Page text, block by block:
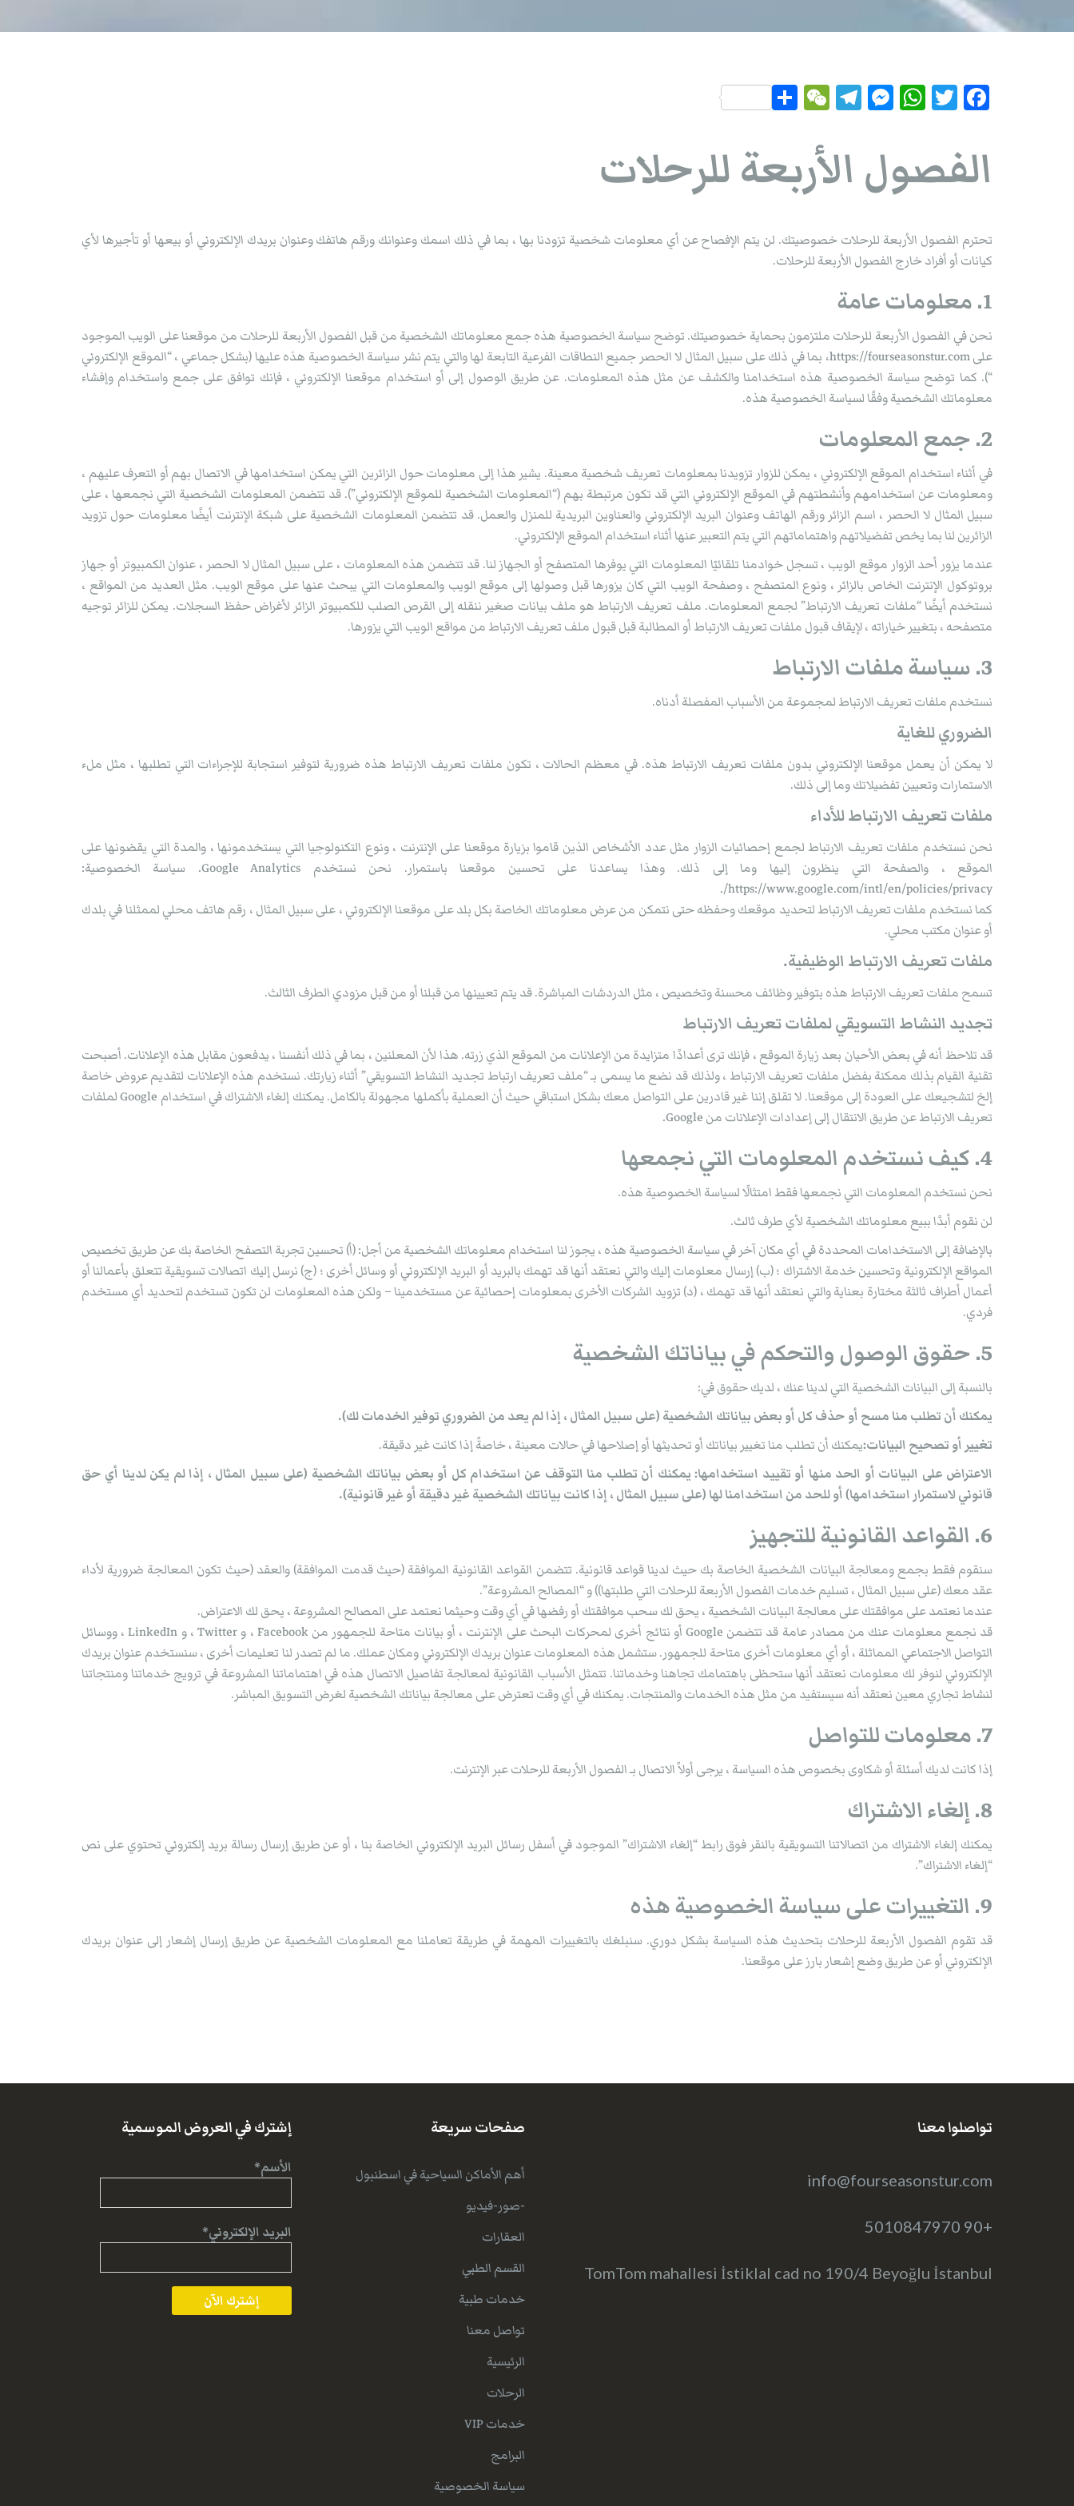
Fa
bo
ok
T
r
W
Ap
p
M
en
ge
r
Te
ra
m
W
t
Sh
الفصول الأربعة للرحلات
تحترم الفصول الأربعة للرحلات خصوصيتك. لن يتم الإفصاح عن أي معلومات شخصية تزودنا بها ، بما في ذلك اسمك وعنوانك ورقم هاتفك وعنوان بريدك الإلكتروني أو بيعها أو تأجيرها لأي
كيانات أو أفراد خارج الفصول الأربعة للرحلات.
1. معلومات عامة
نحن في الفصول الأربعة للرحلات ملتزمون بحماية خصوصيتك. توضح سياسة الخصوصية هذه جمع معلوماتك الشخصية من قبل الفصول الأربعة للرحلات من موقعنا على الويب الموجود
على https://fourseasonstur.com، بما في ذلك على سبيل المثال لا الحصر جميع النطاقات الفرعية التابعة لها والتي يتم نشر سياسة الخصوصية هذه عليها (بشكل جماعي ، “الموقع الإلكتروني
“). كما توضح سياسة الخصوصية هذه استخدامنا والكشف عن مثل هذه المعلومات. عن طريق الوصول إلى أو استخدام موقعنا الإلكتروني ، فإنك توافق على جمع واستخدام وإفشاء
معلوماتك الشخصية وفقًا لسياسة الخصوصية هذه.
2. جمع المعلومات
في أثناء استخدام الموقع الإلكتروني ، يمكن للزوار تزويدنا بمعلومات تعريف شخصية معينة. يشير هذا إلى معلومات حول الزائرين التي يمكن استخدامها في الاتصال بهم أو التعرف عليهم ،
ومعلومات عن استخدامهم وأنشطتهم في الموقع الإلكتروني التي قد تكون مرتبطة بهم (“المعلومات الشخصية للموقع الإلكتروني”). قد تتضمن المعلومات الشخصية التي نجمعها ، على
سبيل المثال لا الحصر ، اسم الزائر ورقم الهاتف وعنوان البريد الإلكتروني والعناوين البريدية للمنزل والعمل. قد تتضمن المعلومات الشخصية على شبكة الإنترنت أيضًا معلومات حول تزويد
الزائرين لنا بما يخص تفضيلاتهم واهتماماتهم التي يتم التعبير عنها أثناء استخدام الموقع الإلكتروني.
عندما يزور أحد الزوار موقع الويب ، تسجل خوادمنا تلقائيًا المعلومات التي يوفرها المتصفح أو الجهاز لنا. قد تتضمن هذه المعلومات ، على سبيل المثال لا الحصر ، عنوان الكمبيوتر أو جهاز
بروتوكول الإنترنت الخاص بالزائر ، ونوع المتصفح ، وصفحة الويب التي كان يزورها قبل وصولها إلى موقع الويب والمعلومات التي يبحث عنها على موقع الويب. مثل العديد من المواقع ،
نستخدم أيضًا “ملفات تعريف الارتباط” لجمع المعلومات. ملف تعريف الارتباط هو ملف بيانات صغير ننقله إلى القرص الصلب للكمبيوتر الزائر لأغراض حفظ السجلات. يمكن للزائر توجيه
متصفحه ، بتغيير خياراته ، لإيقاف قبول ملفات تعريف الارتباط أو المطالبة قبل قبول ملف تعريف الارتباط من مواقع الويب التي يزورها.
3. سياسة ملفات الارتباط
نستخدم ملفات تعريف الارتباط لمجموعة من الأسباب المفصلة أدناه.
الضروري للغاية
لا يمكن أن يعمل موقعنا الإلكتروني بدون ملفات تعريف الارتباط هذه. في معظم الحالات ، تكون ملفات تعريف الارتباط هذه ضرورية لتوفير استجابة للإجراءات التي تطلبها ، مثل ملء
الاستمارات وتعيين تفضيلاتك وما إلى ذلك.
ملفات تعريف الارتباط للأداء
نحن نستخدم ملفات تعريف الارتباط لجمع إحصائيات الزوار مثل عدد الأشخاص الذين قاموا بزيارة موقعنا على الإنترنت ، ونوع التكنولوجيا التي يستخدمونها ، والمدة التي يقضونها على
الموقع ، والصفحة التي ينظرون إليها وما إلى ذلك. وهذا يساعدنا على تحسين موقعنا باستمرار. نحن نستخدم Google Analytics. سياسة الخصوصية:
https://www.google.com/intl/en/policies/privacy/.
كما نستخدم ملفات تعريف الارتباط لتحديد موقعك وحفظه حتى نتمكن من عرض معلوماتك الخاصة بكل بلد على موقعنا الإلكتروني ، على سبيل المثال ، رقم هاتف محلي لممثلنا في بلدك
أو عنوان مكتب محلي.
ملفات تعريف الارتباط الوظيفية.
تسمح ملفات تعريف الارتباط هذه بتوفير وظائف محسنة وتخصيص ، مثل الدردشات المباشرة. قد يتم تعيينها من قبلنا أو من قبل مزودي الطرف الثالث.
تجديد النشاط التسويقي لملفات تعريف الارتباط
قد تلاحظ أنه في بعض الأحيان بعد زيارة الموقع ، فإنك ترى أعدادًا متزايدة من الإعلانات من الموقع الذي زرته. هذا لأن المعلنين ، بما في ذلك أنفسنا ، يدفعون مقابل هذه الإعلانات. أصبحت
تقنية القيام بذلك ممكنة بفضل ملفات تعريف الارتباط ، ولذلك قد نضع ما يسمى بـ “ملف تعريف ارتباط تجديد النشاط التسويقي” أثناء زيارتك. نستخدم هذه الإعلانات لتقديم عروض خاصة
إلخ لتشجيعك على العودة إلى موقعنا. لا تقلق إننا غير قادرين على التواصل معك بشكل استباقي حيث أن العملية بأكملها مجهولة بالكامل. يمكنك إلغاء الاشتراك في استخدام Google لملفات
تعريف الارتباط عن طريق الانتقال إلى إعدادات الإعلانات من Google.
4. كيف نستخدم المعلومات التي نجمعها
نحن نستخدم المعلومات التي نجمعها فقط امتثالًا لسياسة الخصوصية هذه.
لن نقوم أبدًا ببيع معلوماتك الشخصية لأي طرف ثالث.
بالإضافة إلى الاستخدامات المحددة في أي مكان آخر في سياسة الخصوصية هذه ، يجوز لنا استخدام معلوماتك الشخصية من أجل: (أ) تحسين تجربة التصفح الخاصة بك عن طريق تخصيص
المواقع الإلكترونية وتحسين خدمة الاشتراك ؛ (ب) إرسال معلومات إليك والتي نعتقد أنها قد تهمك بالبريد أو البريد الإلكتروني أو وسائل أخرى ؛ (ج) نرسل إليك اتصالات تسويقية تتعلق بأعمالنا أو
أعمال أطراف ثالثة مختارة بعناية والتي نعتقد أنها قد تهمك ، (د) تزويد الشركات الأخرى بمعلومات إحصائية عن مستخدمينا – ولكن هذه المعلومات لن تكون تستخدم لتحديد أي مستخدم
فردي.
5. حقوق الوصول والتحكم في بياناتك الشخصية
بالنسبة إلى البيانات الشخصية التي لدينا عنك ، لديك حقوق في:
يمكنك أن تطلب منا مسح أو حذف كل أو بعض بياناتك الشخصية (على سبيل المثال ، إذا لم يعد من الضروري توفير الخدمات لك).
تغيير أو تصحيح البيانات:يمكنك أن تطلب منا تغيير بياناتك أو تحديثها أو إصلاحها في حالات معينة ، خاصةً إذا كانت غير دقيقة.
الاعتراض على البيانات أو الحد منها أو تقييد استخدامها: يمكنك أن تطلب منا التوقف عن استخدام كل أو بعض بياناتك الشخصية (على سبيل المثال ، إذا لم يكن لدينا أي حق
قانوني لاستمرار استخدامها) أو للحد من استخدامنا لها (على سبيل المثال ، إذا كانت بياناتك الشخصية غير دقيقة أو غير قانونية).
6. القواعد القانونية للتجهيز
سنقوم فقط بجمع ومعالجة البيانات الشخصية الخاصة بك حيث لدينا قواعد قانونية. تتضمن القواعد القانونية الموافقة (حيث قدمت الموافقة) والعقد (حيث تكون المعالجة ضرورية لأداء
عقد معك (على سبيل المثال ، تسليم خدمات الفصول الأربعة للرحلات التي طلبتها)) و “المصالح المشروعة”.
عندما نعتمد على موافقتك على معالجة البيانات الشخصية ، يحق لك سحب موافقتك أو رفضها في أي وقت وحيثما نعتمد على المصالح المشروعة ، يحق لك الاعتراض.
قد نجمع معلومات عنك من مصادر عامة قد تتضمن Google أو نتائج أخرى لمحركات البحث على الإنترنت ، أو بيانات متاحة للجمهور من Facebook ، و Twitter ، و LinkedIn ، ووسائل
التواصل الاجتماعي المماثلة ، أو أي معلومات أخرى متاحة للجمهور. ستشمل هذه المعلومات عنوان بريدك الإلكتروني ومكان عملك. ما لم تصدر لنا تعليمات أخرى ، سنستخدم عنوان بريدك
الإلكتروني لنوفر لك معلومات نعتقد أنها ستحظى باهتمامك تجاهنا وخدماتنا. تتمثل الأسباب القانونية لمعالجة تفاصيل الاتصال هذه في اهتماماتنا المشروعة في ترويج خدماتنا ومنتجاتنا
لنشاط تجاري معين نعتقد أنه سيستفيد من مثل هذه الخدمات والمنتجات. يمكنك في أي وقت تعترض على معالجة بياناتك الشخصية لغرض التسويق المباشر.
7. معلومات للتواصل
إذا كانت لديك أسئلة أو شكاوى بخصوص هذه السياسة ، يرجى أولاً الاتصال بـ الفصول الأربعة للرحلات عبر الإنترنت.
8. إلغاء الاشتراك
يمكنك إلغاء الاشتراك من اتصالاتنا التسويقية بالنقر فوق رابط “إلغاء الاشتراك” الموجود في أسفل رسائل البريد الإلكتروني الخاصة بنا ، أو عن طريق إرسال رسالة بريد إلكتروني تحتوي على نص
“إلغاء الاشتراك”.
9. التغييرات على سياسة الخصوصية هذه
قد تقوم الفصول الأربعة للرحلات بتحديث هذه السياسة بشكل دوري. سنبلغك بالتغييرات المهمة في طريقة تعاملنا مع المعلومات الشخصية عن طريق إرسال إشعار إلى عنوان بريدك
الإلكتروني أو عن طريق وضع إشعار بارز على موقعنا.
إشترك في العروض الموسمية
الأسم*
البريد الإلكتروني*
صفحات سريعة
أهم الأماكن السياحية في اسطنبول
-صور-فيديو
العقارات
القسم الطبي
خدمات طبية
تواصل معنا
الرئيسية
الرحلات
خدمات VIP
البرامج
سياسة الخصوصية
تواصلوا معنا
info@fourseasonstur.com
+90 5010847970
TomTom mahallesi İstiklal cad no 190/4 Beyoğlu İstanbul